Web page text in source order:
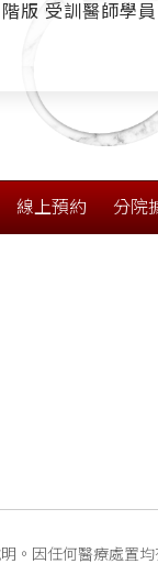
階版 受訓醫師學
線上預約 分院
。因任何醫療處置